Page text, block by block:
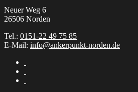
Neuer Weg 6
26506 Norden
Tel.: 0151-22 49 75 85
E-Mail: info@ankerpunkt-norden.de